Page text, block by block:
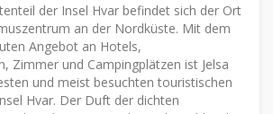
der Insel Hvar befindet sich der Ort
an der Nordküste. Mit dem
Angebot an Hotels,
Zimmer und Campingplätzen ist Jelsa
und meist besuchten touristischen
Hvar. Der Duft der dichten